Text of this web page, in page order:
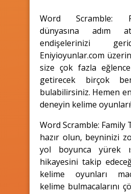
Word Scramble:
dünyasına adım
endişelerinizi
Eniyioyunlar.com
size çok fazla
getirecek birçok
bulabilirsiniz. Hemen
deneyin kelime oyunları!
Word Scramble: Family
hazır olun, beyninizi
yol boyunca yürek
hikayesini takip
kelime oyunları
kelime bulmacalarını